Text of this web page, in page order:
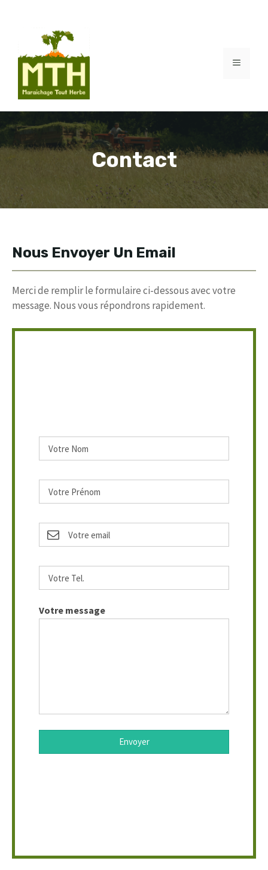
contenu
MENU
Contact
Nous Envoyer Un Email
Merci de remplir le formulaire ci-dessous avec votre
message. Nous vous répondrons rapidement.
Votre message
Envoyer